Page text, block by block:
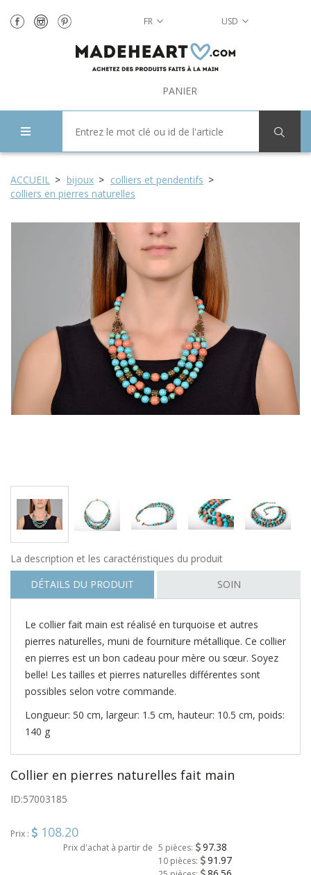
FR USD
PANIER
ACCUEIL bijoux
colliers et pendentifs
colliers en pierres naturelles
La description et les caractéristiques du produit
DÉTAILS DU PRODUIT
SOIN
Le collier fait main est réalisé en turquoise et autres
pierres naturelles, muni de fourniture métallique. Ce collier
en pierres est un bon cadeau pour mère ou sœur. Soyez
belle! Les tailles et pierres naturelles différentes sont
possibles selon votre commande.
Longueur: 50 cm, largeur: 1.5 cm, hauteur: 10.5 cm, poids:
140 g
Collier en pierres naturelles fait main
ID:57003185
Prix : 108.20
Prix d'achat à partir de 5 pièces: 97.38
10 pièces: 91.97